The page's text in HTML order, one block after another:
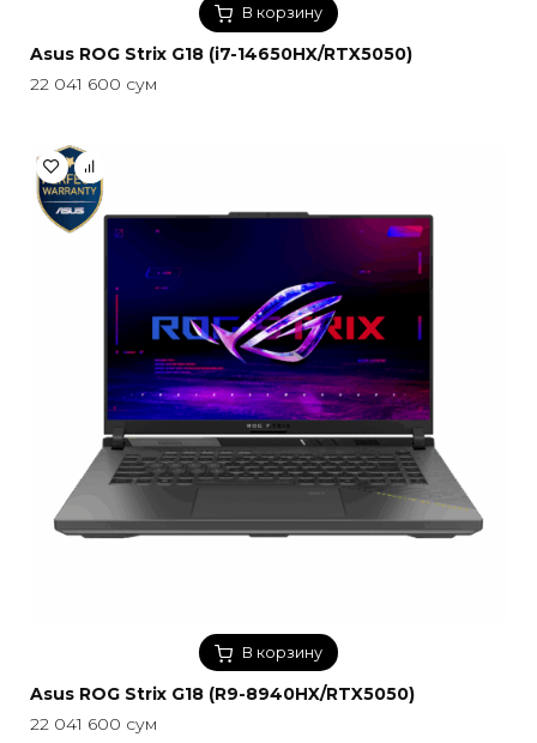
В корзину
Asus ROG Strix G18 (i7-14650HX/RTX5050)
22 041 600 сум
В корзину
Asus ROG Strix G18 (R9-8940HX/RTX5050)
22 041 600 сум